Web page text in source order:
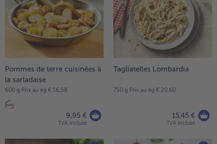
Pommes de terre cuisinées à
la sarladaise
600 g Prix au kg € 16,58
9,95 €
TVA incluse
Tagliatelles Lombardia
750 g Prix au kg € 20,60
15,45 €
TVA incluse